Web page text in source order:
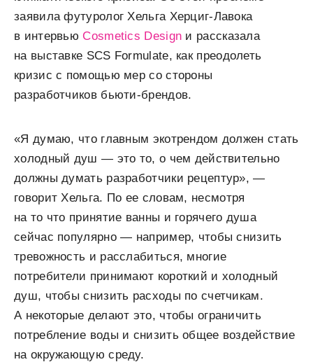
заявила футуролог Хельга Херциг-Лавока
в интервью Cosmetics Design и рассказала
на выставке SCS Formulate, как преодолеть
кризис с помощью мер со стороны
разработчиков бьюти-брендов.
«Я думаю, что главным экотрендом должен стать
холодный душ — это то, о чем действительно
должны думать разработчики рецептур», —
говорит Хельга. По ее словам, несмотря
на то что принятие ванны и горячего душа
сейчас популярно — например, чтобы снизить
тревожность и расслабиться, многие
потребители принимают короткий и холодный
душ, чтобы снизить расходы по счетчикам.
А некоторые делают это, чтобы ограничить
потребление воды и снизить общее воздействие
на окружающую среду.